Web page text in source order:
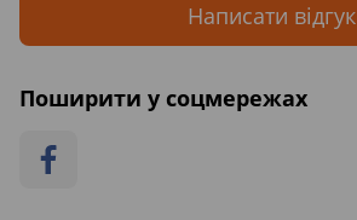
Написати відгук
Поширити у соцмережах